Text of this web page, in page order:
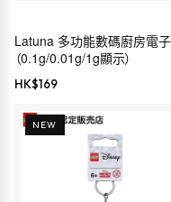
Latuna 多功能數碼廚房電
（0.1g/0.01g/1g顯示）
HK$169
NEW